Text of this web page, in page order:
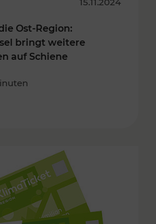
Ost-Region:
bringt weitere
auf Schiene